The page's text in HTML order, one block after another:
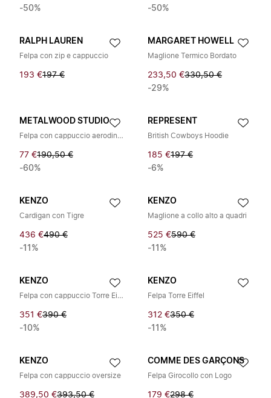
-50%
-50%
RALPH LAUREN
Felpa con zip e cappuccio
193 €197 €
MARGARET HOWELL
Maglione Termico Bordato
233,50 €330,50 €
-29%
METALWOOD STUDIO
Felpa con cappuccio aerodinamica
77 €190,50 €
-60%
REPRESENT
British Cowboys Hoodie
185 €197 €
-6%
KENZO
Cardigan con Tigre
436 €490 €
-11%
KENZO
Maglione a collo alto a quadri
525 €590 €
-11%
KENZO
Felpa con cappuccio Torre Eiffel
351 €390 €
-10%
KENZO
Felpa Torre Eiffel
312 €350 €
-11%
KENZO
Felpa con cappuccio oversize
389,50 €393,50 €
COMME DES GARÇONS
Felpa Girocollo con Logo
179 €298 €